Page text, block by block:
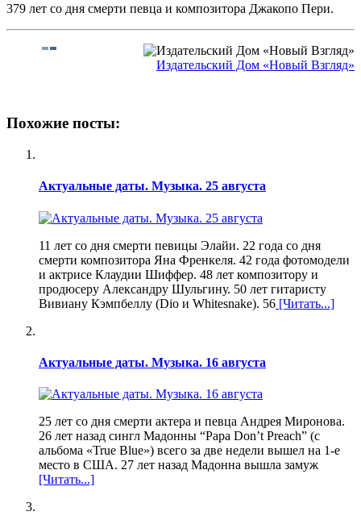
379 лет со дня смерти певца и композитора Джакопо Пери.
Издательский Дом «Новый Взгляд»
Похожие посты:
Актуальные даты. Музыка. 25 августа
11 лет со дня смерти певицы Элайи. 22 года со дня
смерти композитора Яна Френкеля. 42 года фотомодели
и актрисе Клаудии Шиффер. 48 лет композитору и
продюсеру Александру Шульгину. 50 лет гитаристу
Вивиану Кэмпбеллу (Dio и Whitesnake). 56 [Читать...]
Актуальные даты. Музыка. 16 августа
25 лет со дня смерти актера и певца Андрея Миронова.
26 лет назад сингл Мадонны “Papa Don’t Preach” (с
альбома «True Blue») всего за две недели вышел на 1-е
место в США. 27 лет назад Мадонна вышла замуж
[Читать...]